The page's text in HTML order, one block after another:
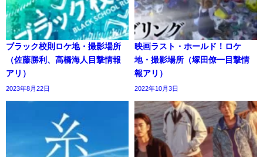
ブラック校則ロケ地・撮影場所
（佐藤勝利、高橋海人目撃情報
アリ）
2023年8月22日
映画ラスト・ホールド！ロケ
地・撮影場所（塚田僚一目撃情
報アリ）
2022年10月3日